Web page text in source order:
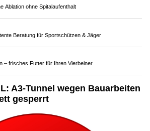
Ablation ohne Spitalaufenthalt
– frisches Futter für Ihren Vierbeiner